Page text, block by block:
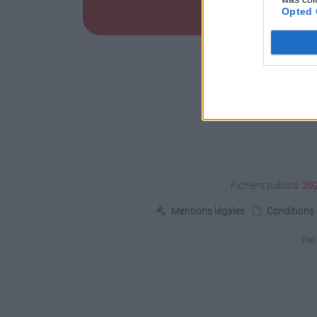
Opted
Fichiers publics:
Mentions légales